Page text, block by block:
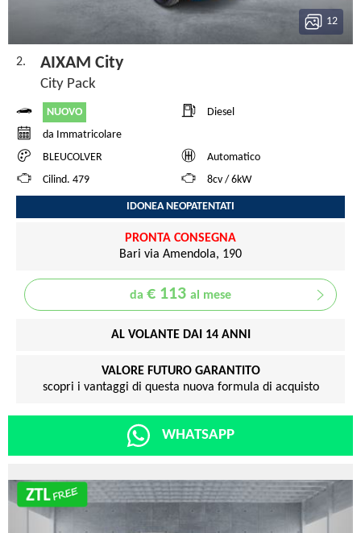
12
2. AIXAM City
City Pack
NUOVO
Diesel
da Immatricolare
BLEUCOLVER
Automatico
Cilind. 479
8cv / 6kW
IDONEA NEOPATENTATI
PRONTA CONSEGNA
Bari via Amendola, 190
da € 113 al mese
AL VOLANTE DAI 14 ANNI
VALORE FUTURO GARANTITO
scopri i vantaggi di questa nuova formula di acquisto
WHATSAPP